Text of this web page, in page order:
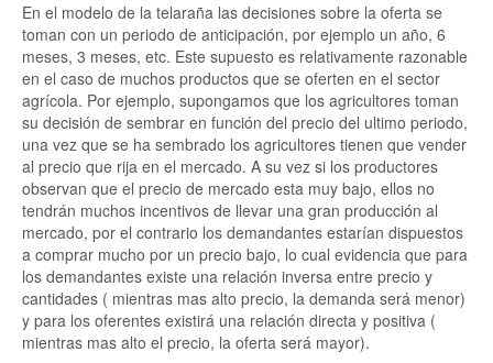
En el modelo de la telaraña las decisiones sobre la oferta se
toman con un periodo de anticipación, por ejemplo un año, 6
meses, 3 meses, etc. Este supuesto es relativamente razonable
en el caso de muchos productos que se oferten en el sector
agrícola. Por ejemplo, supongamos que los agricultores toman
su decisión de sembrar en función del precio del ultimo periodo,
una vez que se ha sembrado los agricultores tienen que vender
al precio que rija en el mercado. A su vez si los productores
observan que el precio de mercado esta muy bajo, ellos no
tendrán muchos incentivos de llevar una gran producción al
mercado, por el contrario los demandantes estarían dispuestos
a comprar mucho por un precio bajo, lo cual evidencia que para
los demandantes existe una relación inversa entre precio y
cantidades ( mientras mas alto precio, la demanda será menor)
y para los oferentes existirá una relación directa y positiva (
mientras mas alto el precio, la oferta será mayor).